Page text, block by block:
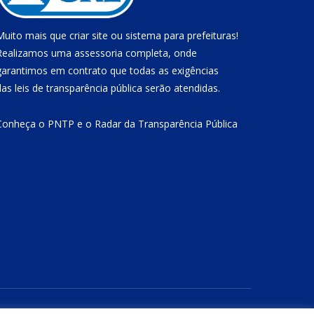
mais que criar site ou sistema para prefeituras!
uma assessoria completa, onde
em contrato que todas as exigências
leis de transparência pública serão atendidas.
o PNTP e o Radar da Transparência Pública